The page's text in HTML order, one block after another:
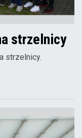
strzelnicy
strzelnicy.